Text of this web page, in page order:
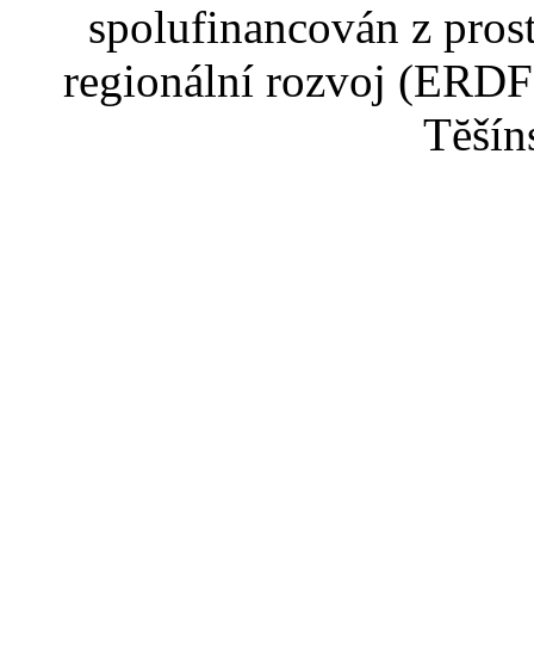
spolufinancován z
regionální rozvoj